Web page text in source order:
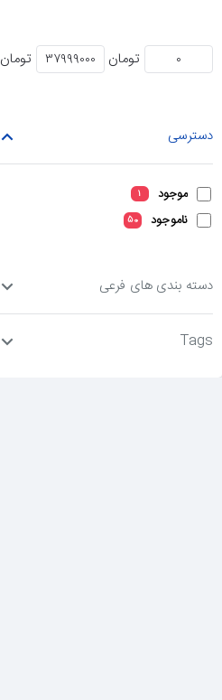
تومان تومان
دسترسی
موجود 1
ناموجود 50
دسته بندی های فرعی
Tags